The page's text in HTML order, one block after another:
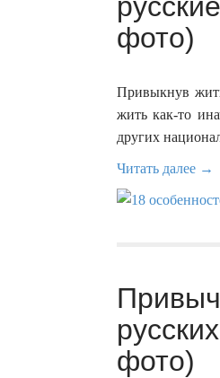
фото)
Привыкнув
жить как-то
других
Читать далее →
фото)